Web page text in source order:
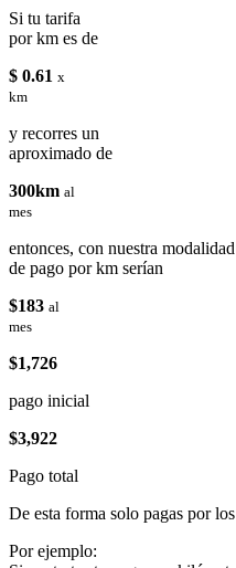
Si tu tarifa
por km es de
$ 0.61 x
km
y recorres un
aproximado de
300km al
mes
entonces, con nuestra modalidad
de pago por km serían
$183 al
mes
$1,726
pago inicial
$3,922
Pago total
De esta forma solo pagas por
Por ejemplo: